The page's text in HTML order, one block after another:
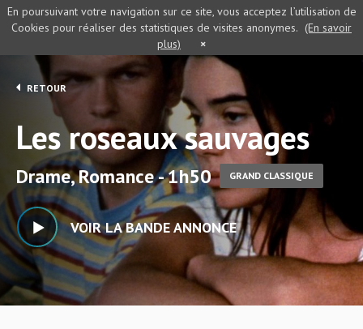
RETOUR
Les roseaux sauvages
Drame, Romance - 1h50 GRAND CLASSIQUE
VOIR LA BANDE ANNONCE
En poursuivant votre navigation sur ce site, vous acceptez l’utilisation de
Cookies pour réaliser des statistiques de visites anonymes. (En savoir
plus)
×